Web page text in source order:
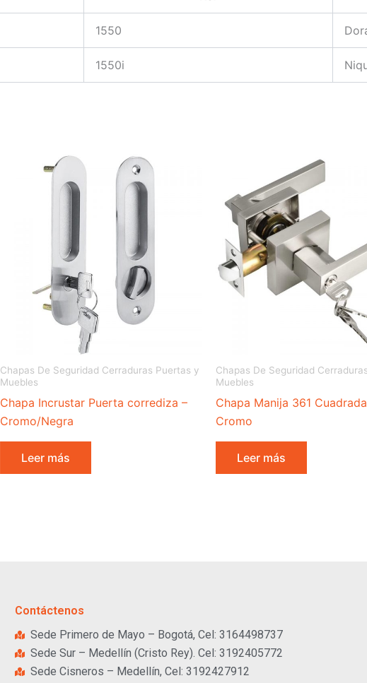
1550
1550i
Chapas De Seguridad Cerraduras Puertas y
Muebles
Chapa Incrustar Puerta corrediza –
Cromo/Negra
Leer más
Chapas De Seguridad
Muebles
Chapa Manija 361
Cromo
Leer más
Contáctenos
Sede Primero de Mayo – Bogotá, Cel: 3164498737
Sede Sur – Medellín (Cristo Rey). Cel: 3192405772
Sede Cisneros – Medellín, Cel: 3192427912